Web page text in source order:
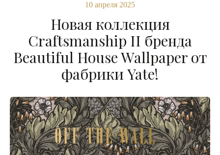
10 апреля 2025
Новая коллекция
Craftsmanship II бренда
Beautiful House Wallpaper от
фабрики Yate!